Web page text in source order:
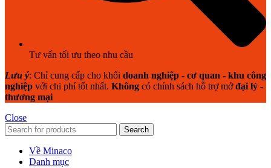
Tư vấn tối ưu theo nhu cầu
Lưu ý: Chỉ cung cấp cho khối doanh nghiệp - cơ quan - khu công
nghiệp với chi phí tốt nhất. Không có chính sách hỗ trợ mởđại lý -
thương mại
Close
Search
Về Minaco
Danh mục